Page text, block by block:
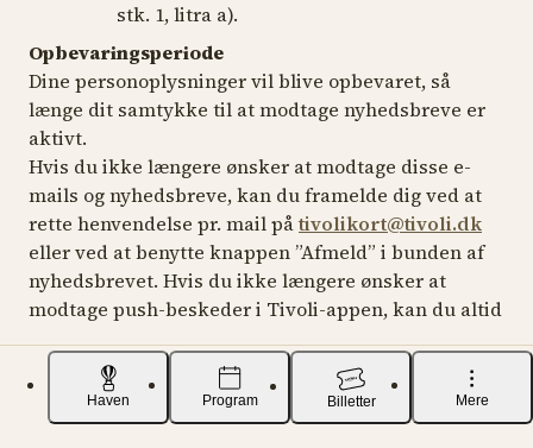
Haven Program Billetter Mere
stk. 1, litra a).
Opbevaringsperiode
Dine personoplysninger vil blive opbevaret, så
længe dit samtykke til at modtage nyhedsbreve er
aktivt.
Hvis du ikke længere ønsker at modtage disse e-
mails og nyhedsbreve, kan du framelde dig ved at
rette henvendelse pr. mail påtivolikort@tivoli.dk
eller ved at benytte knappen ”Afmeld” i bunden af
nyhedsbrevet. Hvis du ikke længere ønsker at
modtage push-beskeder i Tivoli-appen, kan du altid
Tilbagekaldelse af dit samtykke påvirker dog ikke
lovligheden af den behandling, der er gået forud for
tilbagekaldelsen.